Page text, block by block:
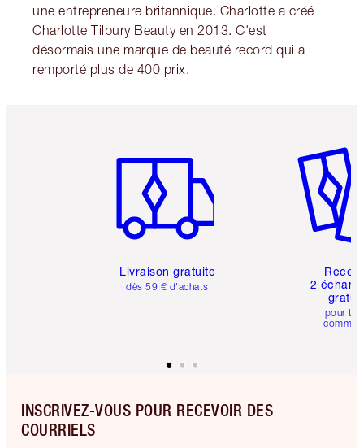
une entrepreneure britannique. Charlotte a créé
Charlotte Tilbury Beauty en 2013. C'est
désormais une marque de beauté record qui a
remporté plus de 400 prix.
Livraison gratuite
dès 59 € d'achats
2
pour
INSCRIVEZ-VOUS POUR RECEVOIR DES
COURRIELS